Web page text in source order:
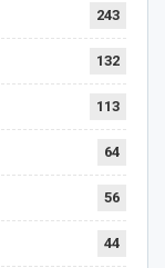
243
132
113
64
56
44